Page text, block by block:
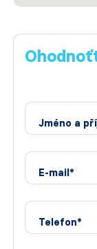
Jméno a
E-mail*
Telefon*